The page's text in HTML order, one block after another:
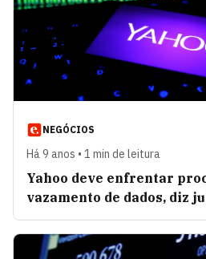
NEGÓCIOS
Há 9 anos • 1 min de leitura
Yahoo deve enfrentar
vazamento de dados, diz